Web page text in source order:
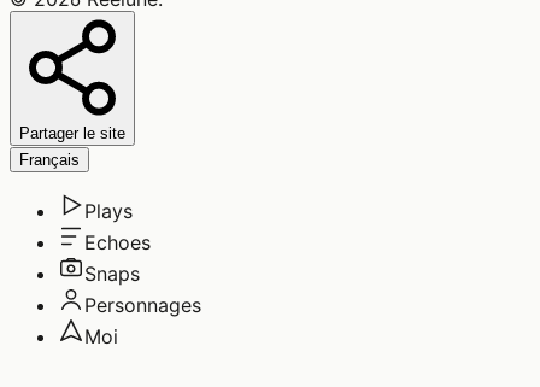
Partager le site
Français
Plays
Echoes
Snaps
Personnages
Moi